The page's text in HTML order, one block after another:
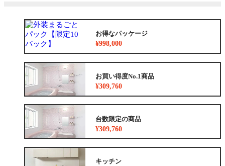
お得なパッケージ
¥998,000
お買い得度No.1商品
¥309,760
台数限定の商品
¥309,760
キッチン